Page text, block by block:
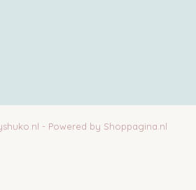
- Powered by Shoppagina.nl